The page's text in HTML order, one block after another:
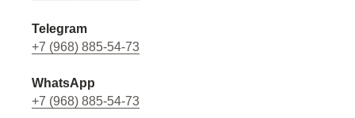
Telegram
+7 (968) 885-54-73
WhatsApp
+7 (968) 885-54-73